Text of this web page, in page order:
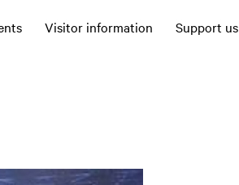
Visitor information Support us